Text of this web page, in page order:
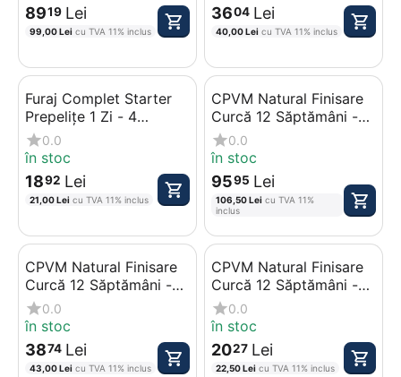
8919 Lei
99,00Lei cu TVA 11% inclus
3604 Lei
40,00Lei cu TVA 11% inclus
Furaj Complet Starter
Prepelițe 1 Zi - 4
Săptămâni, 5 kg
0.0
în stoc
1892 Lei
21,00Lei cu TVA 11% inclus
CPVM Natural Finisare
Curcă 12 Săptămâni -
Sacrificare, 25 kg
0.0
în stoc
9595 Lei
106,50Lei cu TVA 11%
inclus
CPVM Natural Finisare
Curcă 12 Săptămâni -
Sacrificare, 10 kg
0.0
în stoc
3874 Lei
43,00Lei cu TVA 11% inclus
CPVM Natural Finisare
Curcă 12 Săptămâni -
Sacrificare, 5 kg
0.0
în stoc
2027 Lei
22,50Lei cu TVA 11% inclus